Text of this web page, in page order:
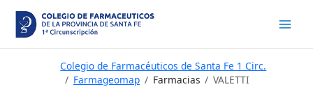
contenido
Colegio de Farmacéuticos de Santa Fe 1 Circ.
Farmageomap
Farmacias VALETTI